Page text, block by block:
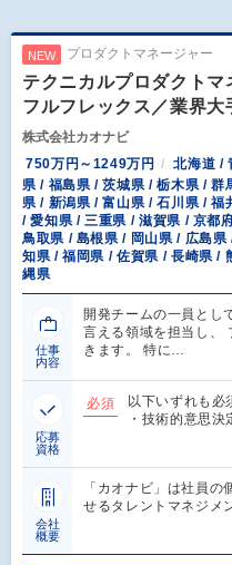
NEW プロダクトマネージャー
テクニカルプロダクト
フルフレックス／業界大
株式会社カオナビ
750万円～1249万円
北海道 /
県 / 福島県 / 茨城県 / 栃木県 / 群
県 / 新潟県 / 富山県 / 石川県 /
/ 愛知県 / 三重県 / 滋賀県 / 京都
鳥取県 / 島根県 / 岡山県 / 広島
知県 / 福岡県 / 佐賀県 / 長崎県 /
縄県
仕事
内容
開発チームの一員とし
言える領域を担当し、
きます。 特に…
応募
資格
必須
以下いずれも必
・技術的意思
会社
概要
「カオナビ」は社員
せるタレントマネジメ